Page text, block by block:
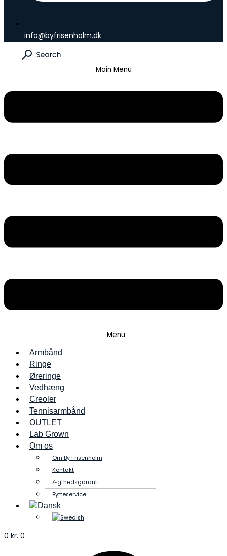
info@byfrisenholm.dk
Main Menu
Menu
Armbånd
Ringe
Øreringe
Vedhæng
Creoler
Tennisarmbånd
OUTLET
Lab Grown
Om os
Om By Frisenholm
Kontakt
Ægthedsgaranti
Bytteservice
0 kr. 0